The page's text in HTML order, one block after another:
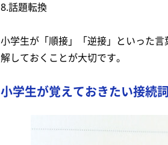
8.話題転換
小学生が「順接」「逆接」といった
解しておくことが大切です。
小学生が覚えておきたい接続